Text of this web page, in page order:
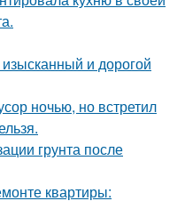
и дорогой
ночью, но встретил
грунта после
квартиры: